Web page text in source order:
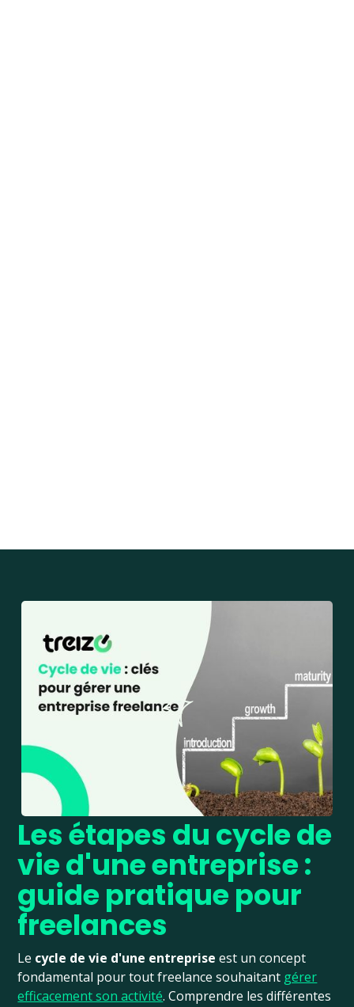
Les étapes du cycle de
vie d'une entreprise :
guide pratique pour
freelances
Le cycle de vie d'une entreprise est un concept
fondamental pour tout freelance souhaitant gérer
efficacement son activité. Comprendre les différentes